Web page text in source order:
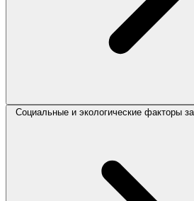
Социальные и экологические факторы